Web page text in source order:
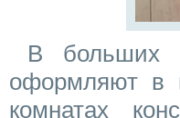
В больших
оформляют в
комнатах